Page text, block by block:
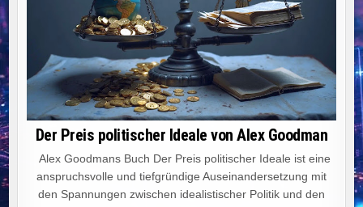
Der Preis politischer Ideale von Alex Goodman
Alex Goodmans Buch Der Preis politischer Ideale ist eine
anspruchsvolle und tiefgründige Auseinandersetzung mit
den Spannungen zwischen idealistischer Politik und den